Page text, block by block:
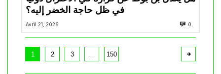
في ظل حاجة الخضر إليه؟
Avril 21, 2026 0
1 2 3 150